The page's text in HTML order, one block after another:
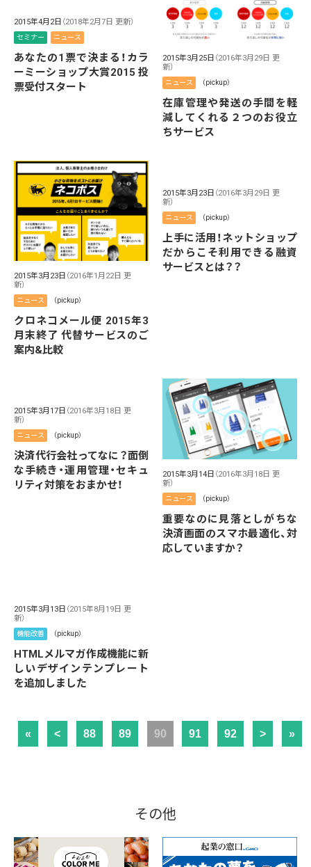
2015年4月2日 （2018年2月7日 更新）
セミナー ニュース
あなたの1票で決まる！カラ
ーミーショップ大賞2015 投
票受付スタート
2015年3月25日 （2016年3月29日 更
新）
ニュース （pickup）
在庫管理や発送の手間を軽
減してくれる２つのお役立
ちサービス
2015年3月23日 （2016年1月22日 更
新）
ニュース （pickup）
クロネコメール便 2015年3
月末終了 代替サービスのご
案内&比較
2015年3月23日 （2016年3月29日 更
新）
ニュース （pickup）
上手に活用！ネットショップ
だからこそ利用できる融資
サービスとは？？
2015年3月17日 （2016年3月18日 更
新）
ニュース （pickup）
決済代行会社ってなに？面倒
な手続き・運用管理・セキュ
リティ対策をおまかせ！
2015年3月14日 （2016年3月18日 更
新）
ニュース （pickup）
重要なのに見落としがちな
決済画面のスマホ最適化、対
応していますか？
2015年3月13日 （2015年8月19日 更
新）
機能改善 （pickup）
HTMLメルマガ作成機能に新
しいデザインテンプレート
を追加しました
« < 88 89 90 91 92 > »
その他